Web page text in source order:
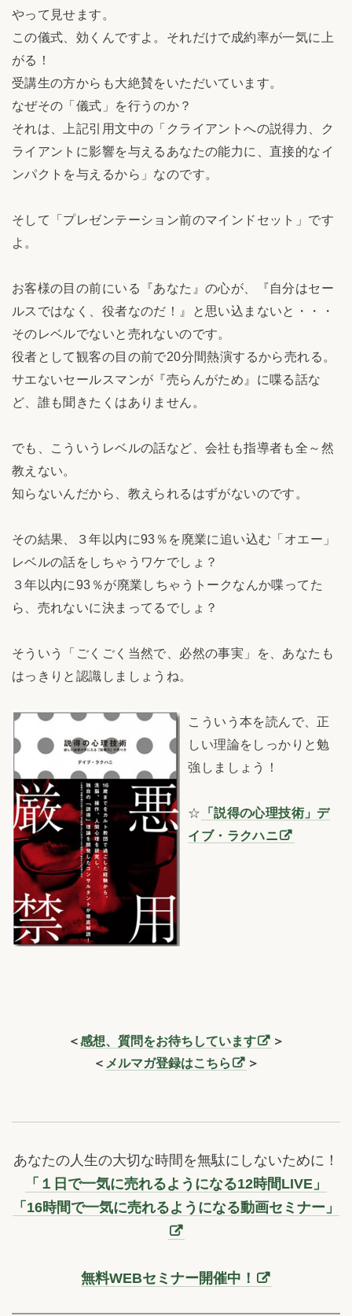
やって見せます。
この儀式、効くんですよ。それだけで成約率が一気に上
がる！
受講生の方からも大絶賛をいただいています。
なぜその「儀式」を行うのか？
それは、上記引用文中の「クライアントへの説得力、ク
ライアントに影響を与えるあなたの能力に、直接的なイ
ンパクトを与えるから」なのです。
そして「プレゼンテーション前のマインドセット」です
よ。
お客様の目の前にいる『あなた』の心が、『自分はセー
ルスではなく、役者なのだ！』と思い込まないと・・・
そのレベルでないと売れないのです。
役者として観客の目の前で20分間熱演するから売れる。
サエないセールスマンが『売らんがため』に喋る話な
ど、誰も聞きたくはありません。
でも、こういうレベルの話など、会社も指導者も全～然
教えない。
知らないんだから、教えられるはずがないのです。
その結果、３年以内に93％を廃業に追い込む「オエー」
レベルの話をしちゃうワケでしょ？
３年以内に93％が廃業しちゃうトークなんか喋ってた
ら、売れないに決まってるでしょ？
そういう「ごくごく当然で、必然の事実」を、あなたも
はっきりと認識しましょうね。
こういう本を読んで、正
しい理論をしっかりと勉
強しましょう！
☆ 「説得の心理技術」デ
イブ・ラクハニ
＜感想、質問をお待ちしています
＞
＜ メルマガ登録はこちら ＞
あなたの人生の大切な時間を無駄にしないために！
「１日で一気に売れるようになる12時間LIVE」
「16時間で一気に売れるようになる動画セミナー」
無料WEBセミナー開催中！